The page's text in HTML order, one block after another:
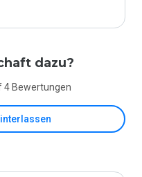
dazu?
4 Bewertungen